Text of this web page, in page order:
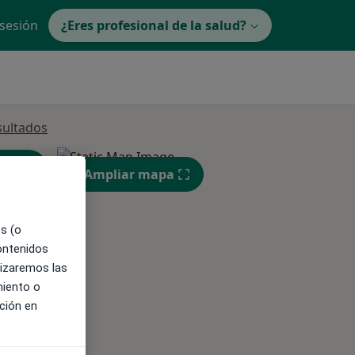
¿Eres profesional de la salud?
Ampliar mapa
(o
las
o
en